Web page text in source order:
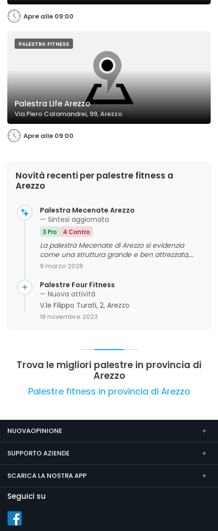
Apre alle 09:00
PALESTRA FITNESS
Palestra Life Arezzo
Via Piero Calamandrei, 99, Arezzo
Apre alle 09:00
Novità recenti per palestre fitness a
Arezzo
Palestra Mecenate Arezzo
— Sintesi aggiornata
3 Pro 4 Contro
La palestra Mecenate di Arezzo si evidenzia
come una struttura grande e ben attrezzata,
apprezzata per la sua multifunzionalità e la
criticità legate alla manutenzione, alla presenza
di tribune per il pubblico e all'accessibilità per
persone con disabilità. Nel complesso, la
struttura riceve giudizi positivi per le sue
dimensioni e l'organizzazione, con margini di
9 marzo 2026
Palestre Four Fitness
— Nuova attività
V.le Filippo Turati, 2, Arezzo
18 novembre 2023
Trova le migliori palestre in provincia di
Arezzo
Palestre fitness in provincia di Arezzo
NUOVAOPINIONE
SUPPORTO AZIENDE
SCARICA LA NOSTRA APP
Seguici su